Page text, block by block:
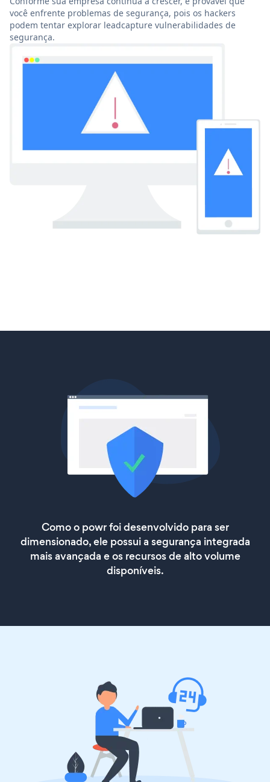
você enfrente problemas de segurança, pois os hackers
podem tentar explorar leadcapture vulnerabilidades de
segurança.
Como o powr foi desenvolvido para ser
dimensionado, ele possui a segurança integrada
mais avançada e os recursos de alto volume
disponíveis.